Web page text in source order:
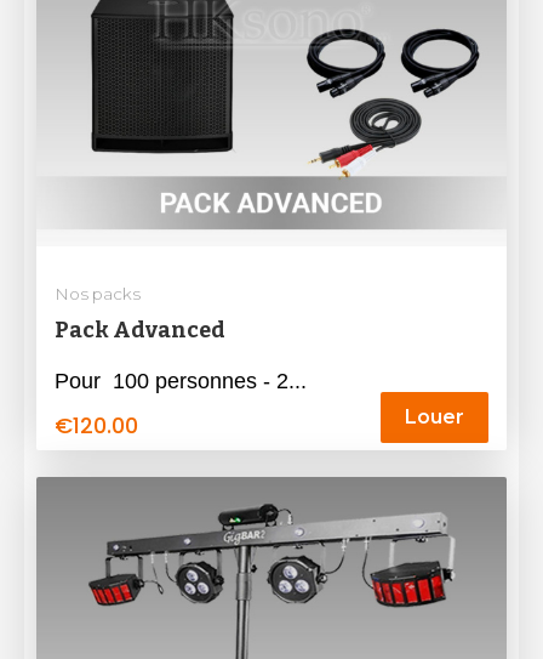
Nos packs
Pack Advanced
Pour 100 personnes - 2...
€120.00 Louer